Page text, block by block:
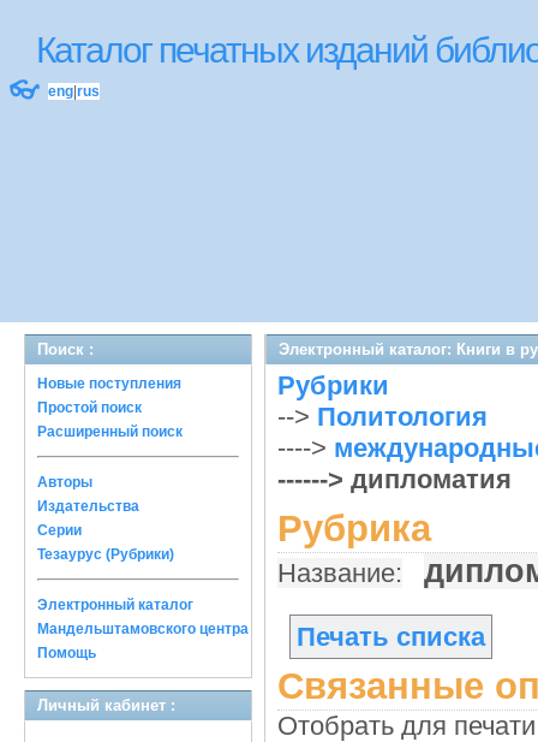
Каталог печатных изданий
👓 eng rus
Поиск :
Новые поступления
Простой поиск
Расширенный поиск
Авторы
Издательства
Серии
Тезаурус (Рубрики)
Электронный каталог
Мандельштамовского центра
Помощь
Личный кабинет :
Электронный каталог: Книги в
Рубрики
--> Политология
---->
------> дипломатия
Рубрика
Название:
Печать списка
Связанные
Отобрать для